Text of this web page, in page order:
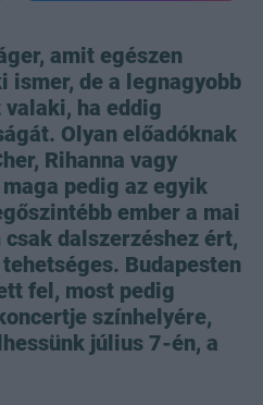
amit egészen
ismer, de a legnagyobb
ha eddig
Olyan előadóknak
Rihanna vagy
pedig az egyik
ember a mai
dalszerzéshez ért,
Budapesten
fel, most pedig
színhelyére,
július 7-én, a